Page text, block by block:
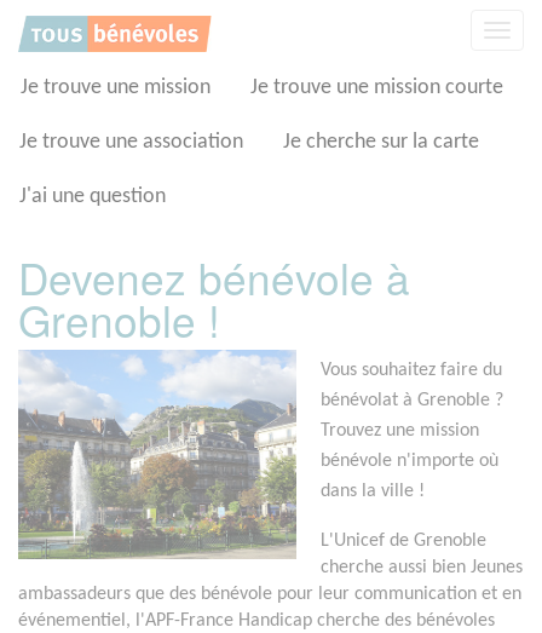
Je trouve une mission Je trouve une mission courte
Je trouve une association Je cherche sur la carte
J'ai une question
Devenez bénévole à
Grenoble !
Vous souhaitez faire du
bénévolat à Grenoble ?
Trouvez une mission
bénévole n'importe où
dans la ville !
L'Unicef de Grenoble
cherche aussi bien Jeunes
ambassadeurs que des bénévole pour leur communication et en
événementiel, l'APF-France Handicap cherche des bénévoles
Panneau de gestion des cookies